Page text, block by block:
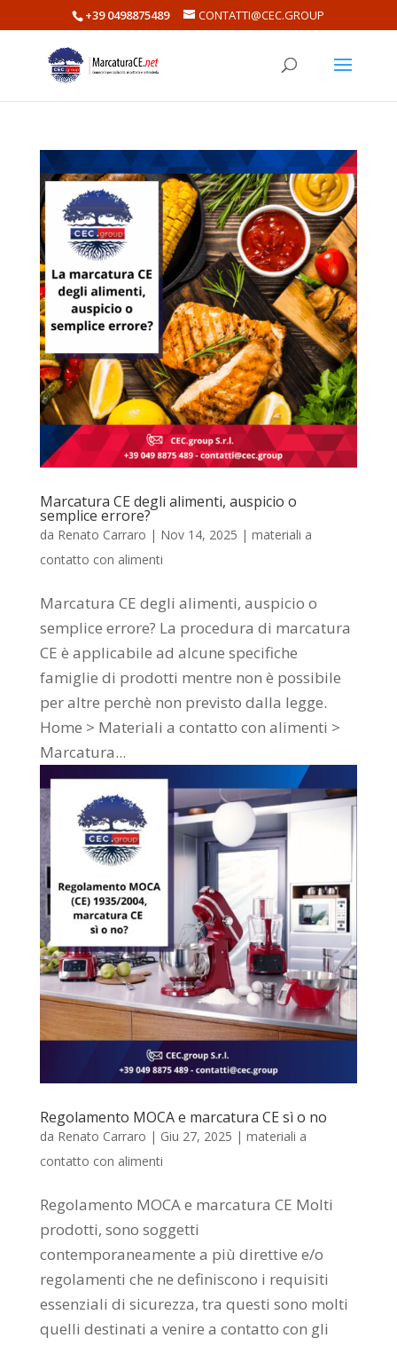
+39 0498875489 CONTATTI@CEC.GROUP
Marcatura CE degli alimenti, auspicio o
semplice errore?
da Renato Carraro | Nov 14, 2025 | materiali a
contatto con alimenti
Marcatura CE degli alimenti, auspicio o
semplice errore? La procedura di marcatura
CE è applicabile ad alcune specifiche
famiglie di prodotti mentre non è possibile
per altre perchè non previsto dalla legge.
Home > Materiali a contatto con alimenti >
Marcatura...
Regolamento MOCA e marcatura CE sì o no
da Renato Carraro | Giu 27, 2025 | materiali a
contatto con alimenti
Regolamento MOCA e marcatura CE Molti
prodotti, sono soggetti
contemporaneamente a più direttive e/o
regolamenti che ne definiscono i requisiti
essenziali di sicurezza, tra questi sono molti
quelli destinati a venire a contatto con gli